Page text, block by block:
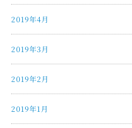
2019年4月
2019年3月
2019年2月
2019年1月